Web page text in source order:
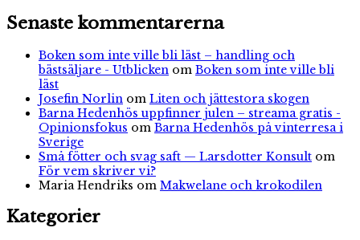
Senaste kommentarerna
Boken som inte ville bli läst – handling och
bästsäljare - Utblicken om Boken som inte ville bli
läst
Josefin Norlin om Liten och jättestora skogen
Barna Hedenhös uppfinner julen – streama gratis -
Opinionsfokus om Barna Hedenhös på vinterresa i
Sverige
Små fötter och svag saft — Larsdotter Konsult om
För vem skriver vi?
Maria Hendriks om Makwelane och krokodilen
Kategorier